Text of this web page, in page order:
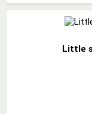
Little